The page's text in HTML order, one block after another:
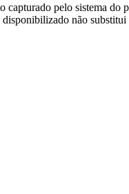
capturado pelo sistema
disponibilizado não